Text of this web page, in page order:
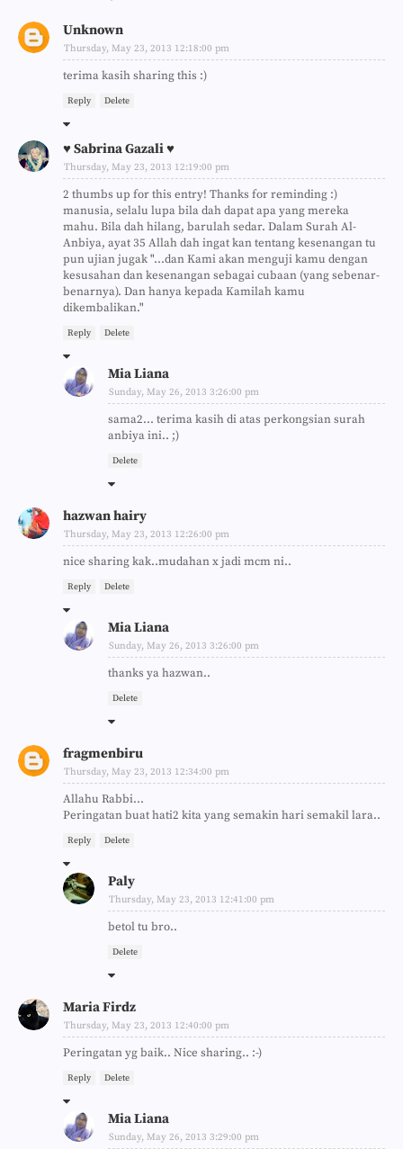
Unknown
Thursday, May 23, 2013 12:18:00 pm
terima kasih sharing this :)
Reply Delete
♥ Sabrina Gazali ♥
Thursday, May 23, 2013 12:19:00 pm
2 thumbs up for this entry! Thanks for reminding :)
manusia, selalu lupa bila dah dapat apa yang mereka
mahu. Bila dah hilang, barulah sedar. Dalam Surah Al-
Anbiya, ayat 35 Allah dah ingat kan tentang kesenangan tu
pun ujian jugak "...dan Kami akan menguji kamu dengan
kesusahan dan kesenangan sebagai cubaan (yang sebenar-
benarnya). Dan hanya kepada Kamilah kamu
dikembalikan."
Reply Delete
Mia Liana
Sunday, May 26, 2013 3:26:00 pm
sama2... terima kasih di atas perkongsian surah
anbiya ini.. ;)
Delete
hazwan hairy
Thursday, May 23, 2013 12:26:00 pm
nice sharing kak..mudahan x jadi mcm ni..
Reply Delete
Mia Liana
Sunday, May 26, 2013 3:26:00 pm
thanks ya hazwan..
Delete
fragmenbiru
Thursday, May 23, 2013 12:34:00 pm
Allahu Rabbi...
Peringatan buat hati2 kita yang semakin hari semakil lara..
Reply Delete
Paly
Thursday, May 23, 2013 12:41:00 pm
betol tu bro..
Delete
Maria Firdz
Thursday, May 23, 2013 12:40:00 pm
Peringatan yg baik.. Nice sharing.. :-)
Reply Delete
Mia Liana
Sunday, May 26, 2013 3:29:00 pm